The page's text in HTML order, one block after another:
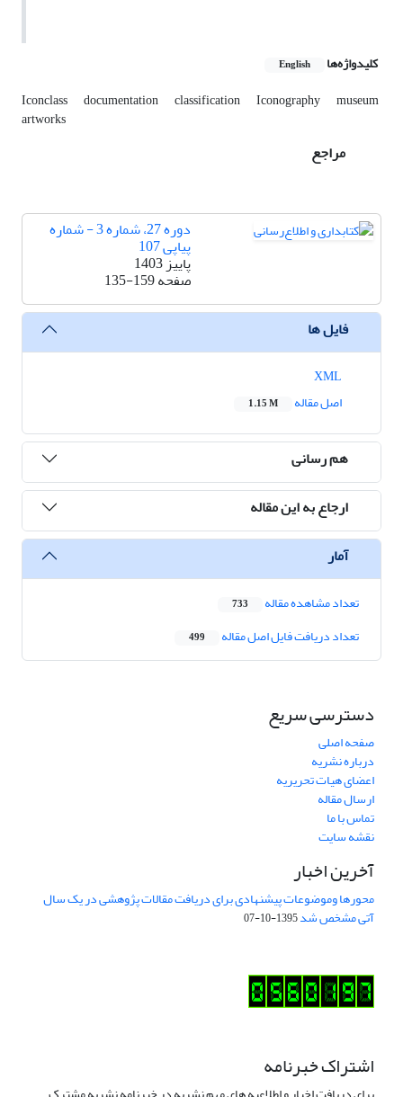
کلیدواژه‌ها English
Iconclass documentation classification Iconography museum
artworks
مراجع
دوره 27، شماره 3 - شماره
پیاپی 107
پاییز 1403
صفحه135-159
فایل ها
اصل مقاله
1.15 M
هم رسانی
ارجاع به این مقاله
آمار
تعداد مشاهده مقاله 733
تعداد دریافت فایل اصل مقاله 499
دسترسی سریع
صفحه اصلی
درباره نشریه
اعضای هیات تحریریه
ارسال مقاله
تماس با ما
نقشه سایت
آخرین اخبار
محورها وموضوعات پیشنهادی برای دریافت مقالات پژوهشی در یک سال
آتی مشخص شد1395-10-07
اشتراک خبرنامه